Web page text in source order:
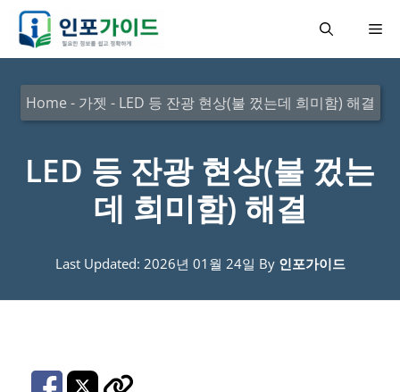
메
Home - 가젯 - LED 등 잔광 현상(불 껐는데 희미함) 해결
LED 등 잔광 현상(불 껐는
데 희미함) 해결
Last Updated: 2026년 01월 24일 By 인포가이드